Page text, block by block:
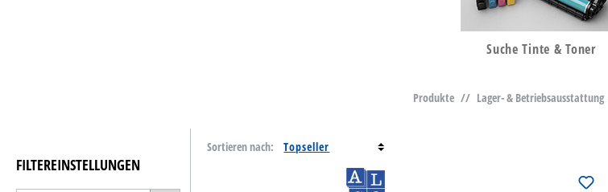
Suche Tinte & Toner
Catering & Food
Produkte // Lager- & Betriebsausstattung
FILTEREINSTELLUNGEN
Sortieren nach: